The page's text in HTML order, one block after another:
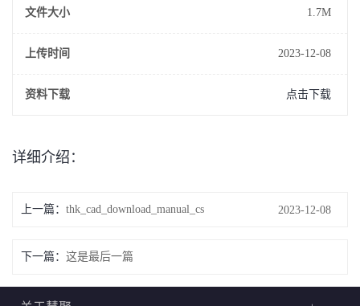
文件大小 1.7M
上传时间 2023-12-08
资料下载 点击下载
详细介绍：
上一篇： thk_cad_download_manual_cs 2023-12-08
下一篇： 这是最后一篇